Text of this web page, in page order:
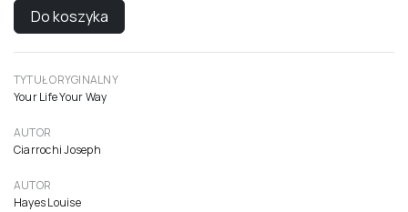
Do koszyka
TYTUŁ ORYGINALNY
Your Life Your Way
AUTOR
Ciarrochi Joseph
AUTOR
Hayes Louise